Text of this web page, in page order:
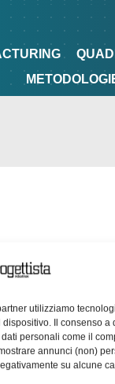
utilizziamo
Il consenso a
personali come il
annunci (non)
su alcune